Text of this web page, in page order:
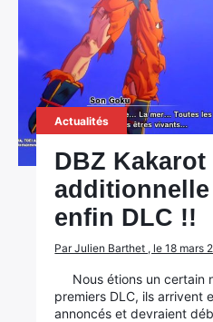
Actualités
DBZ
enfin DLC !!
Par Julien Barthet , le 18 mars
Nous étions un certain
premiers DLC, ils arrivent
annoncés et devraient